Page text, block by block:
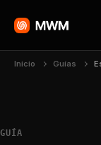
Inicio Guías
GUÍA